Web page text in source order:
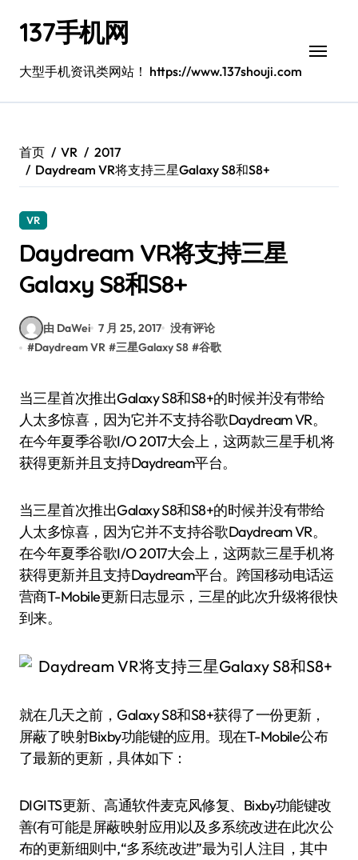
137手机网
大型手机资讯类网站！ https://www.137shouji.com
首页 VR
2017
Daydream VR将支持三星Galaxy S8和S8+
VR
Daydream VR将支持三星
Galaxy S8和S8+
由 DaWei 7 月 25, 2017 没有评论
#Daydream VR #三星Galaxy S8 #谷歌
当三星首次推出Galaxy S8和S8+的时候并没有带给
人太多惊喜，因为它并不支持谷歌Daydream VR。
在今年夏季谷歌I/O 2017大会上，这两款三星手机将
获得更新并且支持Daydream平台。
当三星首次推出Galaxy S8和S8+的时候并没有带给
人太多惊喜，因为它并不支持谷歌Daydream VR。
在今年夏季谷歌I/O 2017大会上，这两款三星手机将
获得更新并且支持Daydream平台。跨国移动电话运
营商T-Mobile更新日志显示，三星的此次升级将很快
到来。
就在几天之前，Galaxy S8和S8+获得了一份更新，
屏蔽了映射Bixby功能键的应用。现在T-Mobile公布
了最新的更新，具体如下：
DIGITS更新、高通软件麦克风修复、Bixby功能键改
善(有可能是屏蔽映射应用)以及多系统改进在此次公
布的更新细则中,“多系统改进”最为引人注目，其中